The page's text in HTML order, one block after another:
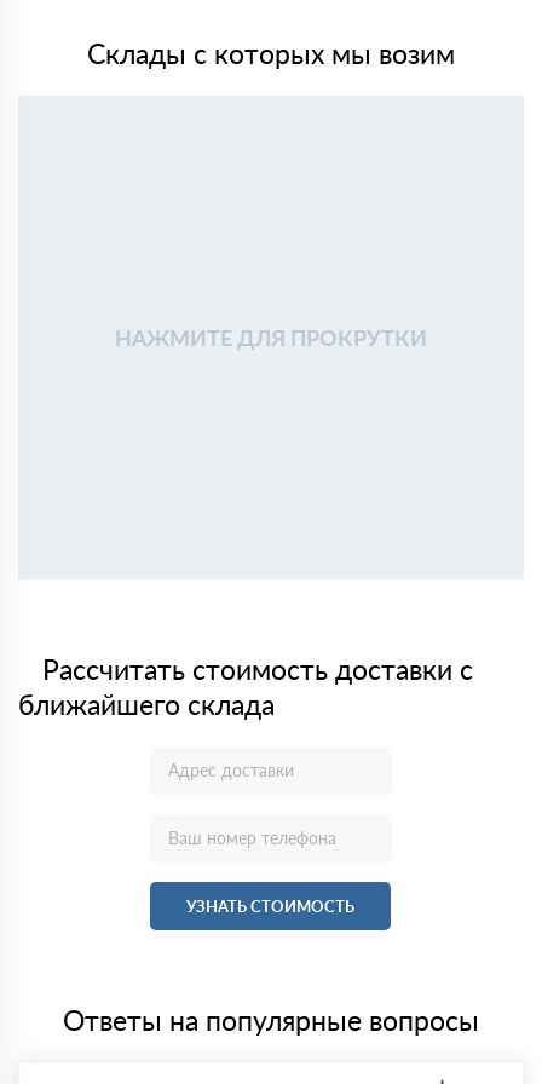
Склады с которых мы возим
НАЖМИТЕ ДЛЯ ПРОКРУТКИ
Рассчитать стоимость доставки с
ближайшего склада
УЗНАТЬ СТОИМОСТЬ
Ответы на популярные вопросы